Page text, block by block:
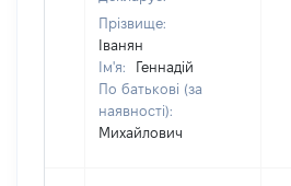
Прізвище:
Іванян
Ім'я:
Геннадій
По батькові (за
наявності):
Михайлович